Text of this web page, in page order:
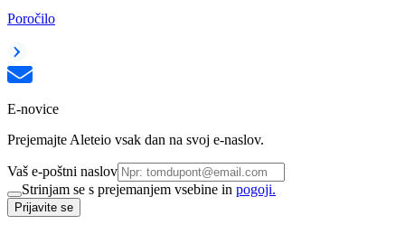
Poročilo
E-novice
Prejemajte Aleteio vsak dan na svoj e-naslov.
Vaš e-poštni naslov
Strinjam se s prejemanjem vsebine in pogoji.
Prijavite se